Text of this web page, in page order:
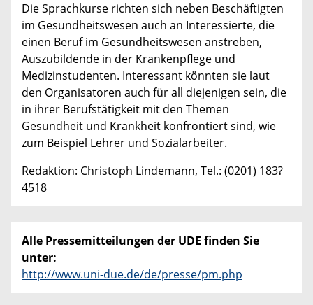
Die Sprachkurse richten sich neben Beschäftigten
im Gesundheitswesen auch an Interessierte, die
einen Beruf im Gesundheitswesen anstreben,
Auszubildende in der Krankenpflege und
Medizinstudenten. Interessant könnten sie laut
den Organisatoren auch für all diejenigen sein, die
in ihrer Berufstätigkeit mit den Themen
Gesundheit und Krankheit konfrontiert sind, wie
zum Beispiel Lehrer und Sozialarbeiter.
Redaktion: Christoph Lindemann, Tel.: (0201) 183?
4518
Alle Pressemitteilungen der UDE finden Sie
unter:
http://www.uni-due.de/de/presse/pm.php